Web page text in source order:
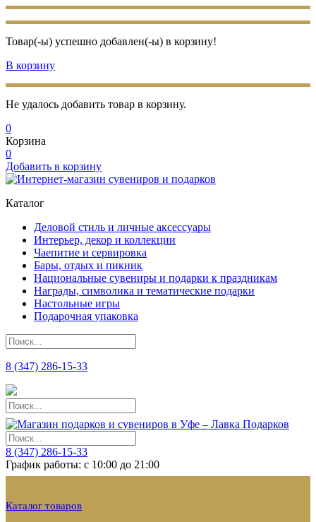
Товар(-ы) успешно добавлен(-ы) в корзину!
В корзину
Не удалось добавить товар в корзину.
0
Корзина
0
Добавить в корзину
Каталог
Деловой стиль и личные аксессуары
Интерьер, декор и коллекции
Чаепитие и сервировка
Бары, отдых и пикник
Национальные сувениры и подарки к праздникам
Награды, символика и тематические подарки
Настольные игры
Подарочная упаковка
8 (347) 286-15-33
8 (347) 286-15-33
График работы: с 10:00 до 21:00
Каталог товаров